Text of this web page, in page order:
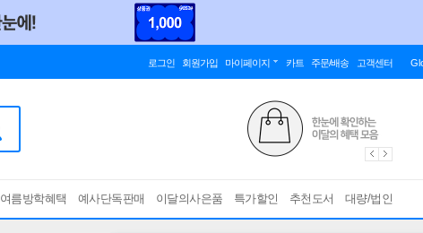
로그인 회원가입 마이페이지 카트 주문/배송 고객센터
여름방학혜택 예사단독판매 이달의사은품 특가할인 추천도서 대량/법인